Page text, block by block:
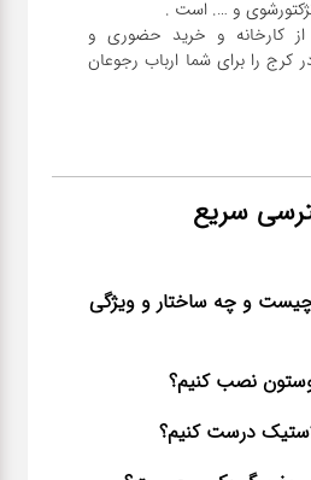
از کارخانه و خرید حضوری و
در کرج را برای شما ارباب رجوعان
سریع
و چه ساختار و ویژگی
نصب کنیم؟
درست کنیم؟